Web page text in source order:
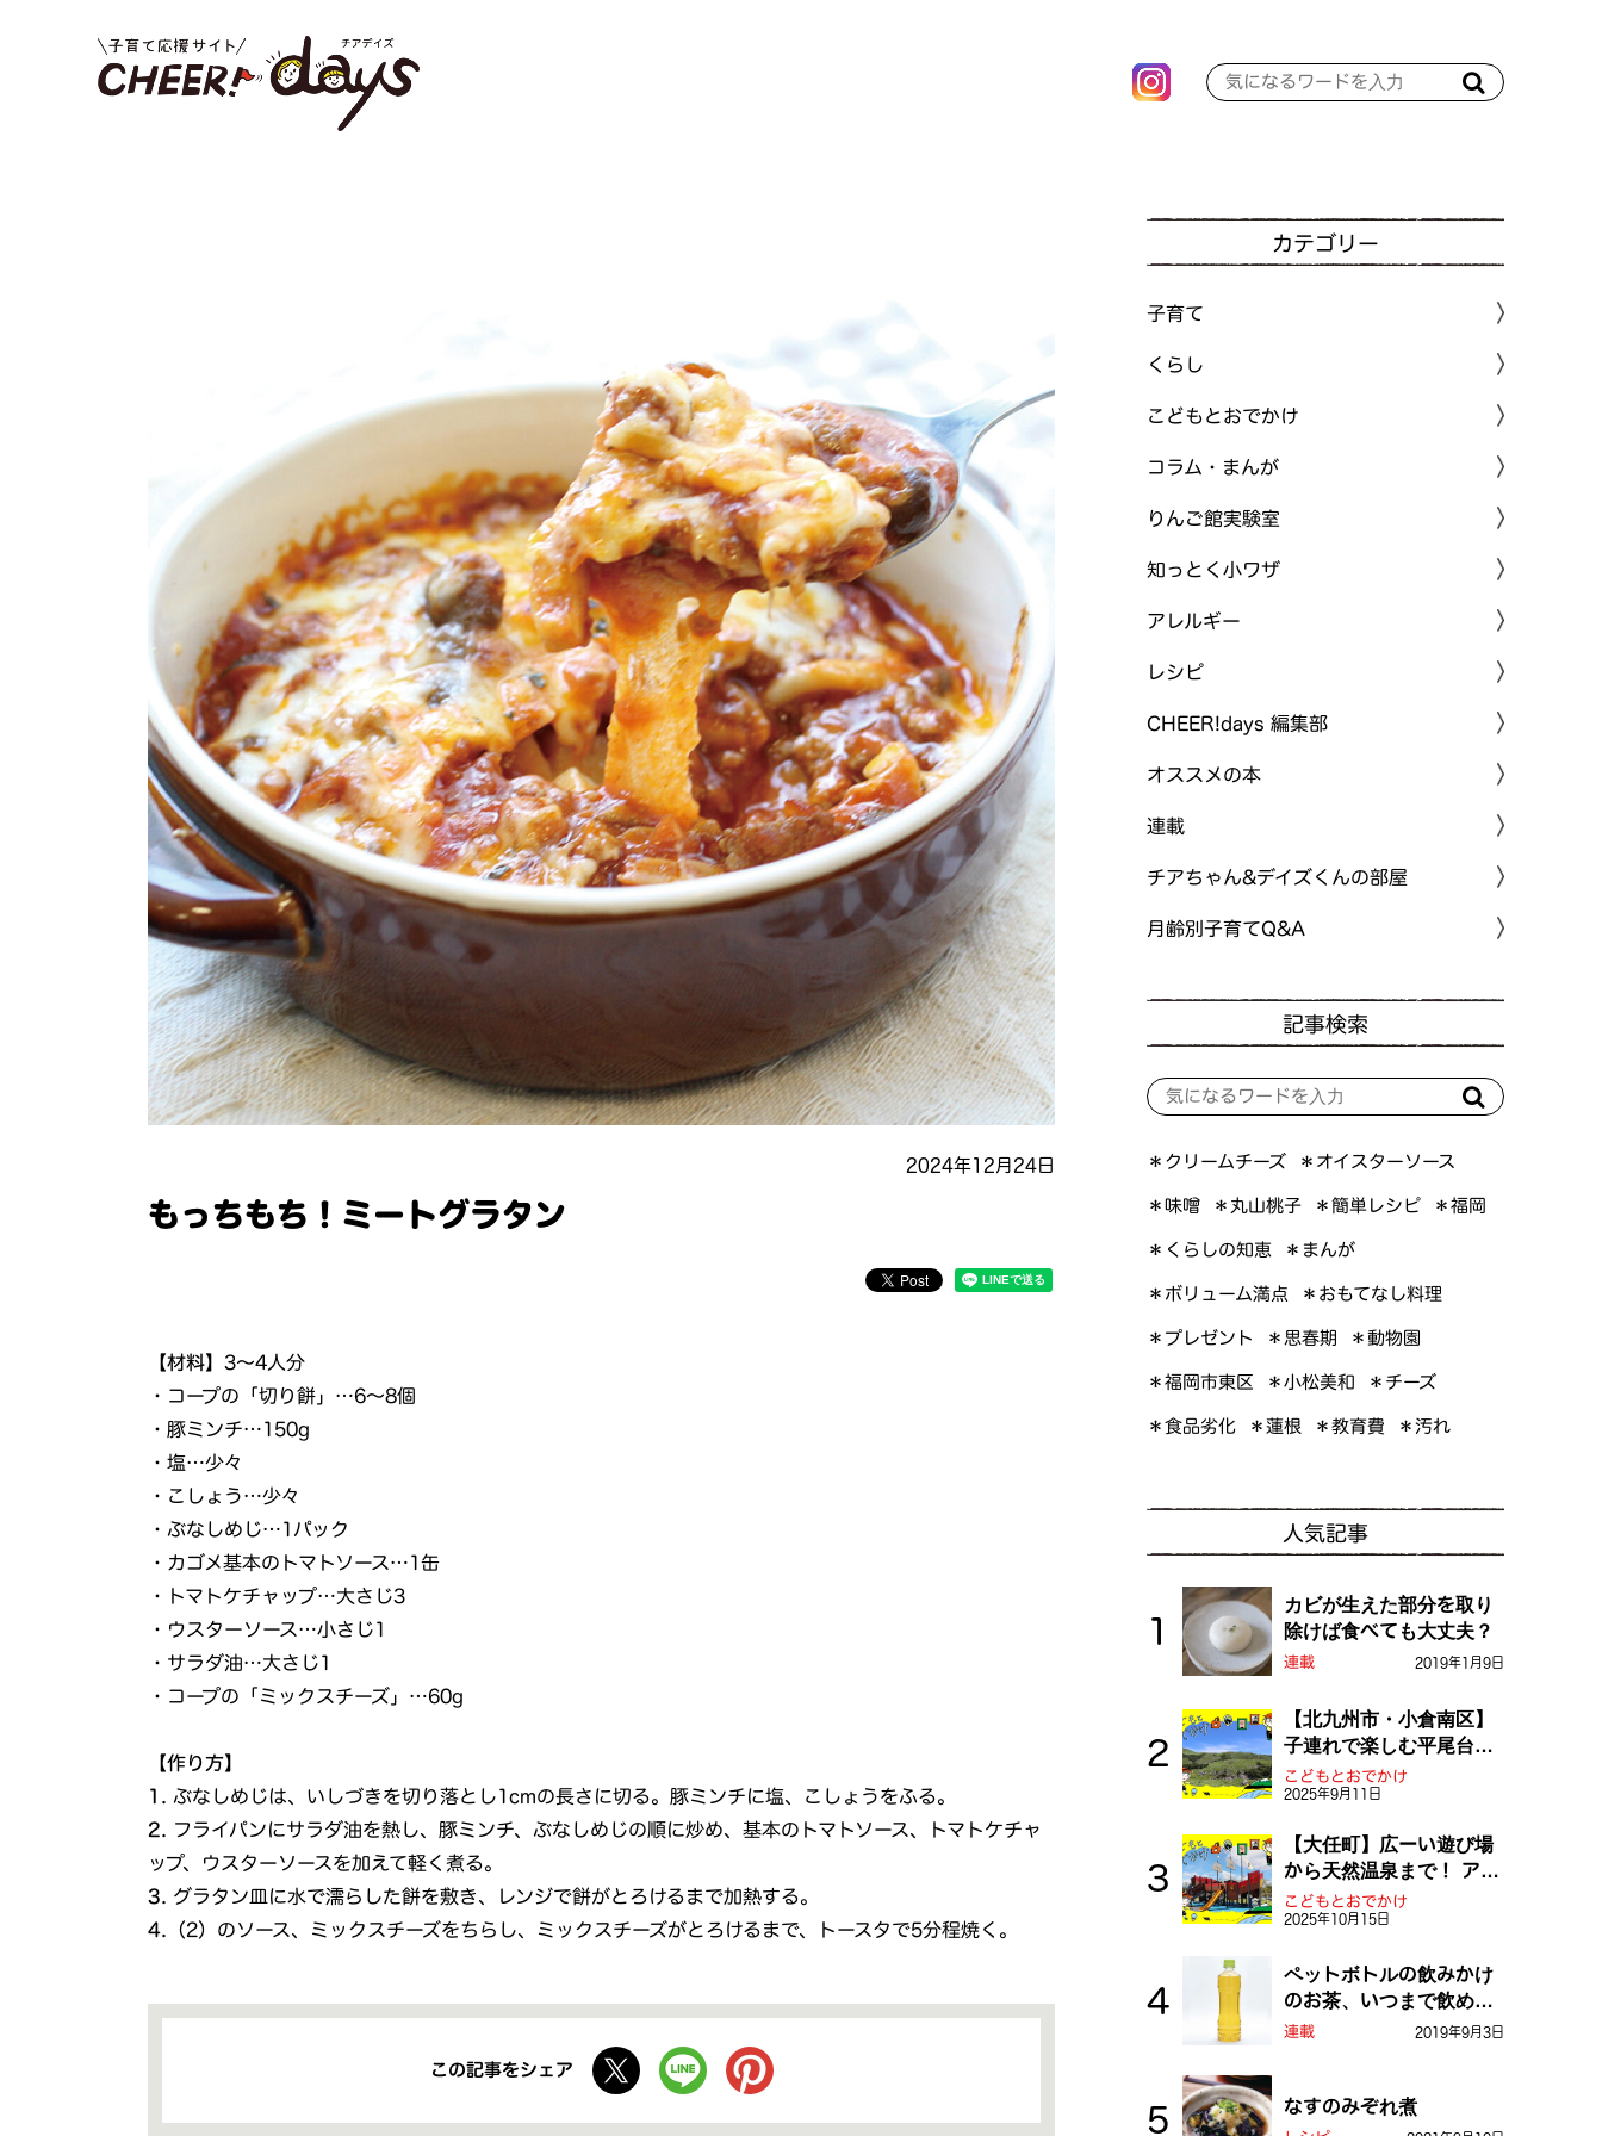
2024年12月24日
もっちもち！ミートグラタン
【材料】3～4人分
・コープの「切り餅」…6～8個
・豚ミンチ…150g
・塩…少々
・こしょう…少々
・ぶなしめじ…1パック
・カゴメ基本のトマトソース…1缶
・トマトケチャップ…大さじ3
・ウスターソース…小さじ1
・サラダ油…大さじ1
・コープの「ミックスチーズ」…60g
【作り方】
1. ぶなしめじは、いしづきを切り落とし1cmの長さに切る。豚ミンチに塩、こしょうをふる。
2. フライパンにサラダ油を熱し、豚ミンチ、ぶなしめじの順に炒め、基本のトマトソース、トマトケチャ
ップ、ウスターソースを加えて軽く煮る。
3. グラタン皿に水で濡らした餅を敷き、レンジで餅がとろけるまで加熱する。
4. （2）のソース、ミックスチーズをちらし、ミックスチーズがとろけるまで、トースタで5分程焼く。
この記事をシェア
カテゴリー
子育て
くらし
こどもとおでかけ
コラム・まんが
りんご館実験室
知っとく小ワザ
アレルギー
レシピ
CHEER!days 編集部
オススメの本
連載
チアちゃん&デイズくんの部屋
月齢別子育てQ&A
記事検索
＊クリームチーズ ＊オイスターソース
＊味噌 ＊丸山桃子 ＊簡単レシピ ＊福岡
＊くらしの知恵 ＊まんが
＊ボリューム満点 ＊おもてなし料理
＊プレゼント ＊思春期 ＊動物園
＊福岡市東区 ＊小松美和 ＊チーズ
＊食品劣化 ＊蓮根 ＊教育費 ＊汚れ
人気記事
カビが生えた部分を取り
除けば食べても大丈夫？
連載 2019年1月9日
【北九州市・小倉南区】
子連れで楽しむ平尾台！
ふしぎな草原や千仏鍾乳
洞を探検しよう！
こどもとおでかけ
2025年9月11日
【大任町】広ーい遊び場
から天然温泉まで！ アミ
ューズメントな道の駅・
おおとう桜街道
こどもとおでかけ
2025年10月15日
ペットボトルの飲みかけ
のお茶、いつまで飲め
る？
連載 2019年9月3日
なすのみぞれ煮